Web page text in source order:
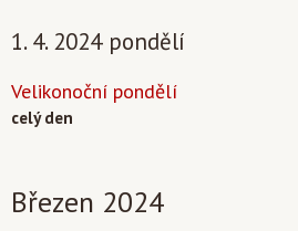
1. 4. 2024 pondělí
Velikonoční pondělí
celý den
Březen 2024